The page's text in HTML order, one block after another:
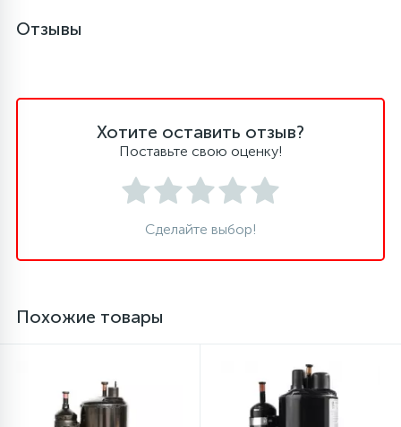
5
Суппорты (ступицы)
Улитки помп
Отзывы
Хотите оставить отзыв?
Поставьте свою оценку!
Сделайте выбор!
Похожие товары